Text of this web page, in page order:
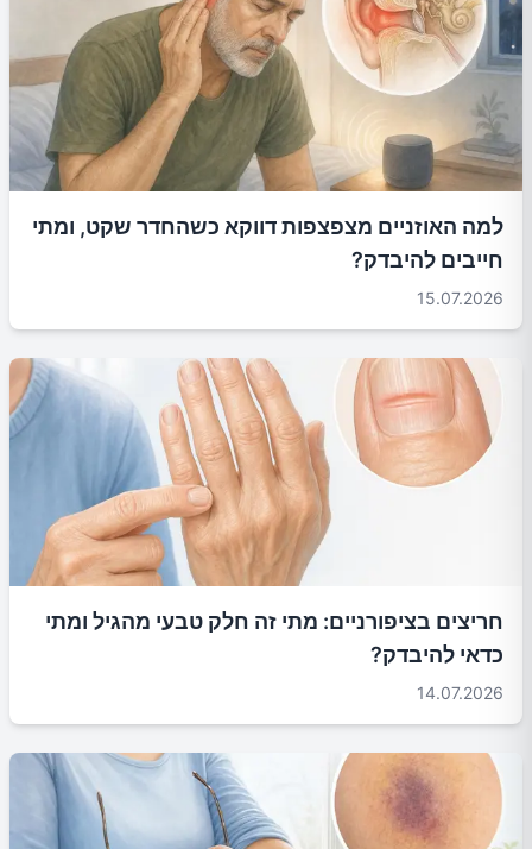
למה האוזניים מצפצפות דווקא כשהחדר שקט, ומתי
חייבים להיבדק?
15.07.2026
חריצים בציפורניים: מתי זה חלק טבעי מהגיל ומתי
כדאי להיבדק?
14.07.2026